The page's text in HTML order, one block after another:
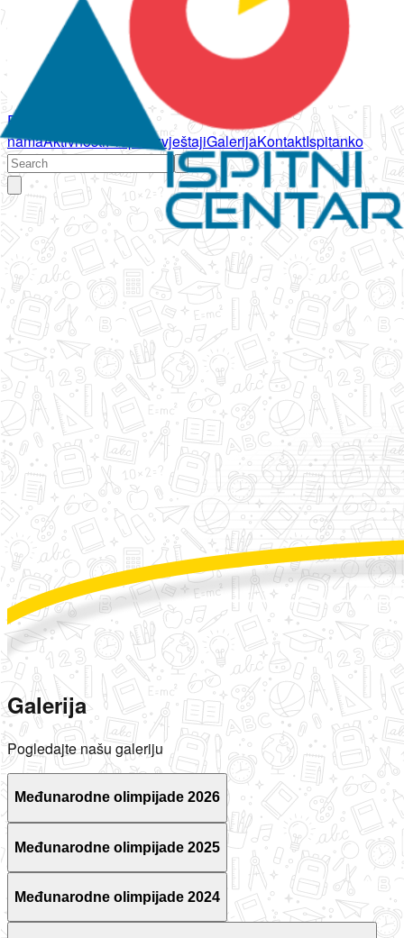
Početna
namaAktivnostiPropisi IzvještajiGalerijaKontaktIspitanko
Galerija
Pogledajte našu galeriju
Međunarodne olimpijade 2026
Međunarodne olimpijade 2025
Međunarodne olimpijade 2024